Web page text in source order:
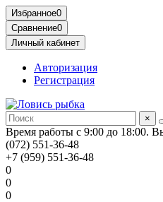
Избранное0
Сравнение0
Личный кабинет
Авторизация
Регистрация
×
Время работы с 9:00 до 18:00.
(072) 551-36-48
+7 (959) 551-36-48
0
0
0